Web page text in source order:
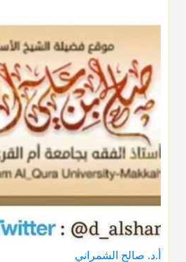
أ.د. صالح الشمراني